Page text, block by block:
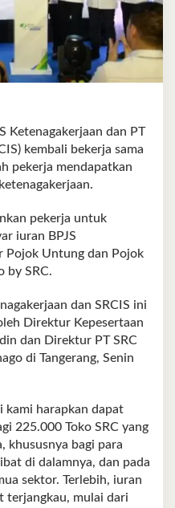
Ketenagakerjaan dan PT
kembali bekerja sama
pekerja mendapatkan
pekerja untuk
iuran BPJS
Pojok Untung dan Pojok
by SRC.
dan SRCIS ini
Direktur Kepesertaan
dan Direktur PT SRC
di Tangerang, Senin
kami harapkan dapat
225.000 Toko SRC yang
khususnya bagi para
di dalamnya, dan pada
sektor. Terlebih, iuran
terjangkau, mulai dari